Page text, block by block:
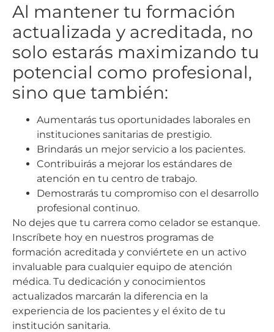
Al mantener tu formación
actualizada y acreditada, no
solo estarás maximizando tu
potencial como profesional,
sino que también:
Aumentarás tus oportunidades laborales en
instituciones sanitarias de prestigio.
Brindarás un mejor servicio a los pacientes.
Contribuirás a mejorar los estándares de
atención en tu centro de trabajo.
Demostrarás tu compromiso con el desarrollo
profesional continuo.
No dejes que tu carrera como celador se estanque.
Inscríbete hoy en nuestros programas de
formación acreditada y conviértete en un activo
invaluable para cualquier equipo de atención
médica. Tu dedicación y conocimientos
actualizados marcarán la diferencia en la
experiencia de los pacientes y el éxito de tu
institución sanitaria.